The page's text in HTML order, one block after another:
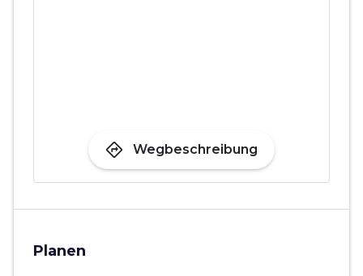
directions Wegbeschreibung
Planen